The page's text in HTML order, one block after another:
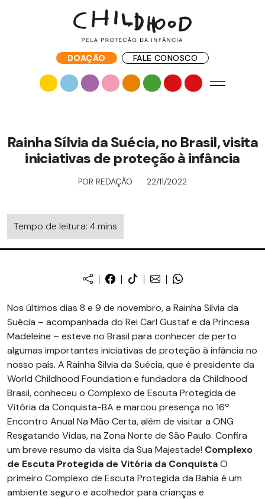
DOAÇÃO FALE CONOSCO
Rainha Sílvia da Suécia, no Brasil, visita
iniciativas de proteção à infância
POR REDAÇÃO 22/11/2022
Tempo de leitura: 4 mins
Nos últimos dias 8 e 9 de novembro, a Rainha Silvia da
Suécia – acompanhada do Rei Carl Gustaf e da Princesa
Madeleine – esteve no Brasil para conhecer de perto
algumas importantes iniciativas de proteção à infância no
nosso país. A Rainha Silvia da Suécia, que é presidente da
World Childhood Foundation e fundadora da Childhood
Brasil, conheceu o Complexo de Escuta Protegida de
Vitória da Conquista-BA e marcou presença no 16º
Encontro Anual Na Mão Certa, além de visitar a ONG
Resgatando Vidas, na Zona Norte de São Paulo. Confira
um breve resumo da visita da Sua Majestade! Complexo
de Escuta Protegida de Vitória da ConquistaO
primeiro Complexo de Escuta Protegida da Bahia é um
ambiente seguro e acolhedor para crianças e